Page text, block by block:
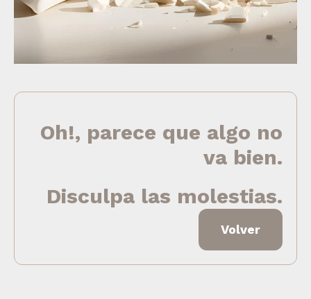
Oh!, parece que algo no
va bien.
Disculpa las molestias.
Volver